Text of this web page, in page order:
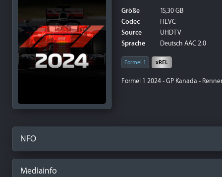
Größe
15,30 GB
Codec
HEVC
Source
UHDTV
Sprache
Deutsch AAC 2.0
Formel 1 xREL
Formel 1 2024 - GP Kanada -
NFO
Mediainfo